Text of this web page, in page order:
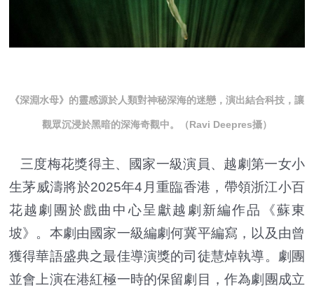
《深淵水母》的靈感源於人類對神秘深海的迷戀，演出結合科技，讓
觀眾沉浸於黑暗的深海奇觀中。（Ravi Deepres攝）
三度梅花獎得主、國家一級演員、越劇第一女小
生茅威濤將於2025年4月重臨香港，帶領浙江小百
花越劇團於戲曲中心呈獻越劇新編作品《蘇東
坡》。本劇由國家一級編劇何冀平編寫，以及由曾
獲得華語盛典之最佳導演獎的司徒慧焯執導。劇團
並會上演在港紅極一時的保留劇目，作為劇團成立